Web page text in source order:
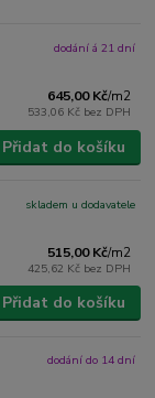
645,00 Kč/m2
533,06 Kč bez DPH
dodání á 21 dní
Přidat do košíku
515,00 Kč/m2
425,62 Kč bez DPH
skladem u dodavatele
Přidat do košíku
dodání do 14 dní